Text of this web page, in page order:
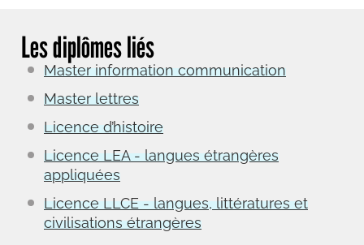
Les diplômes liés
Master information communication
Master lettres
Licence d’histoire
Licence LEA - langues étrangères
appliquées
Licence LLCE - langues, littératures et
civilisations étrangères